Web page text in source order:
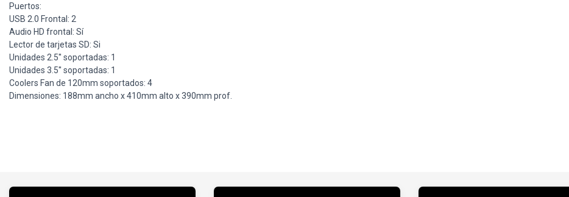
Puertos:
USB 2.0 Frontal: 2
Audio HD frontal: Sí
Lector de tarjetas SD: Si
Unidades 2.5'' soportadas: 1
Unidades 3.5'' soportadas: 1
Coolers Fan de 120mm soportados: 4
Dimensiones: 188mm ancho x 410mm alto x 390mm prof.